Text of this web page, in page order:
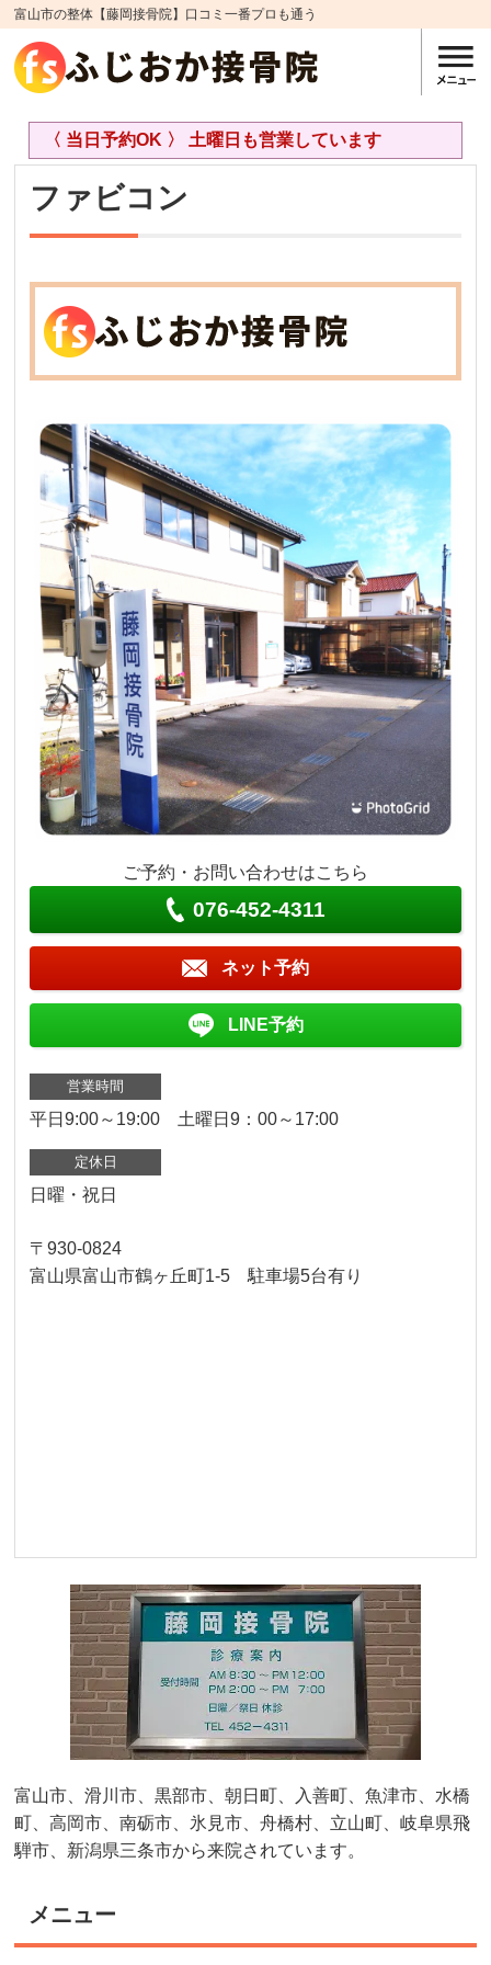
富山市の整体【藤岡接骨院】口コミ一番プロも通う
〈 当日予約OK 〉 土曜日も営業しています
ファビコン
ご予約・お問い合わせはこちら
076-452-4311
ネット予約
LINE予約
営業時間
平日9:00～19:00 土曜日9：00～17:00
定休日
日曜・祝日
〒930-0824
富山県富山市鶴ヶ丘町1-5 駐車場5台有り
富山市、滑川市、黒部市、朝日町、入善町、魚津市、水橋
町、高岡市、南砺市、氷見市、舟橋村、立山町、岐阜県飛
騨市、新潟県三条市から来院されています。
メニュー